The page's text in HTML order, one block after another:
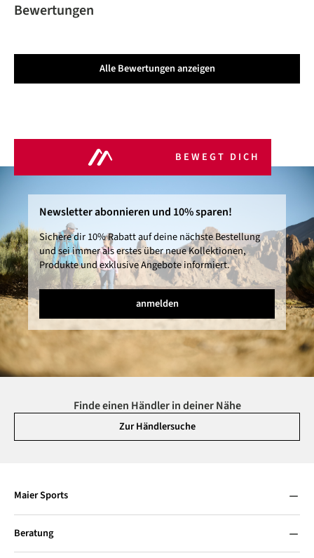
Bewertungen
Alle Bewertungen anzeigen
BEWEGT DICH
Newsletter abonnieren und 10% sparen!
Sichere dir 10% Rabatt auf deine nächste Bestellung
und sei immer als erstes über neue Kollektionen,
Produkte und exklusive Angebote informiert.
anmelden
Finde einen Händler in deiner Nähe
Zur Händlersuche
Maier Sports
Beratung